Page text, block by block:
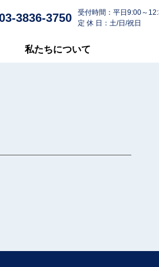
3836-3750
受付時間：平日9:00～
定 休 日：土/日/祝日
私たちについて